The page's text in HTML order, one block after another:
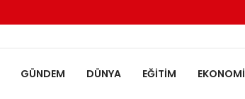
GÜNDEM DÜNYA EĞITIM EKONOMI